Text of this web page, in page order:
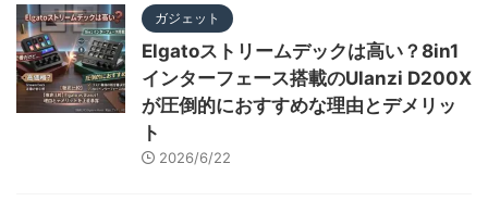
ガジェット
Elgatoストリームデックは高い？8in1
インターフェース搭載のUlanzi D200X
が圧倒的におすすめな理由とデメリッ
ト
2026/6/22